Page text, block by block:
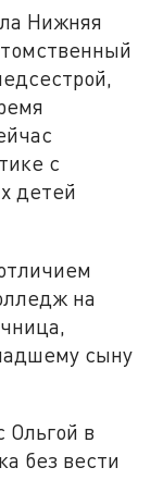
Нижняя
с
детей
на
сыну
в
без вести